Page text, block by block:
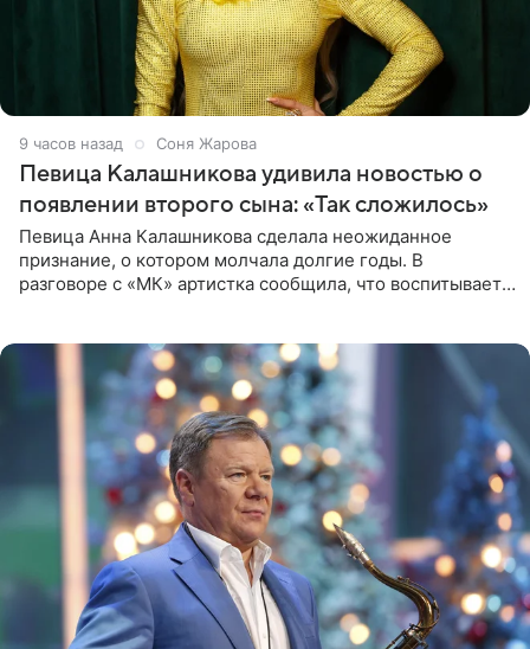
9 часов назад Соня Жарова
Певица Калашникова удивила новостью о
появлении второго сына: «Так сложилось»
Певица Анна Калашникова сделала неожиданное
признание, о котором молчала долгие годы. В
разговоре с «МК» артистка сообщила, что воспитывает